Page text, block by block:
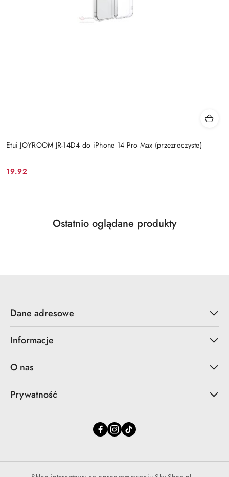
Etui JOYROOM JR-14D4 do iPhone 14 Pro Max (przezroczyste)
Cena:
19.92
Pomiń karuzelę produktów
Produkty
Ostatnio oglądane produkty
Dane adresowe
Informacje
O nas
Prywatność